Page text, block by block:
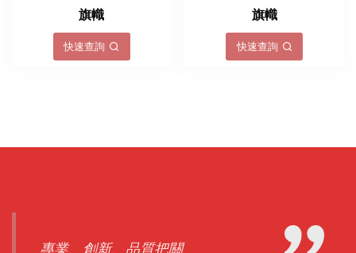
旗幟
快速查詢
旗幟
快速查詢
專業、創新、品質把關